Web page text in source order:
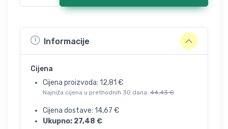
Informacije
Cijena
Cijena proizvoda: 12,81 €
Najniža cijena u prethodnih 30 dana: 44,43 €
Cijena dostave: 14,67 €
Ukupno: 27,48 €